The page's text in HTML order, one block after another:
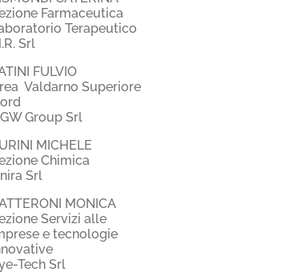
Farmaceutica
Terapeutico
Srl
FULVIO
Valdarno Superiore
Group Srl
MICHELE
Chimica
Srl
MONICA
Servizi alle
e tecnologie
Tech Srl